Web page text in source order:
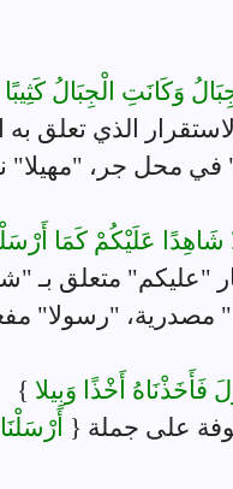
وَكَانَتِ الْجِبَالُ كَثِيبًا
الذي تعلق
محل جر، "مهيلا"
شَاهِدًا عَلَيْكُمْ كَمَا
"عليكم" متعلق بـ
مصدرية، "رسولا"
أَخْذًا وَبِيلا }
على جملة { أَرْسَلْنَا